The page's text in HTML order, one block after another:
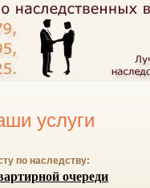
услуги
по наследству: